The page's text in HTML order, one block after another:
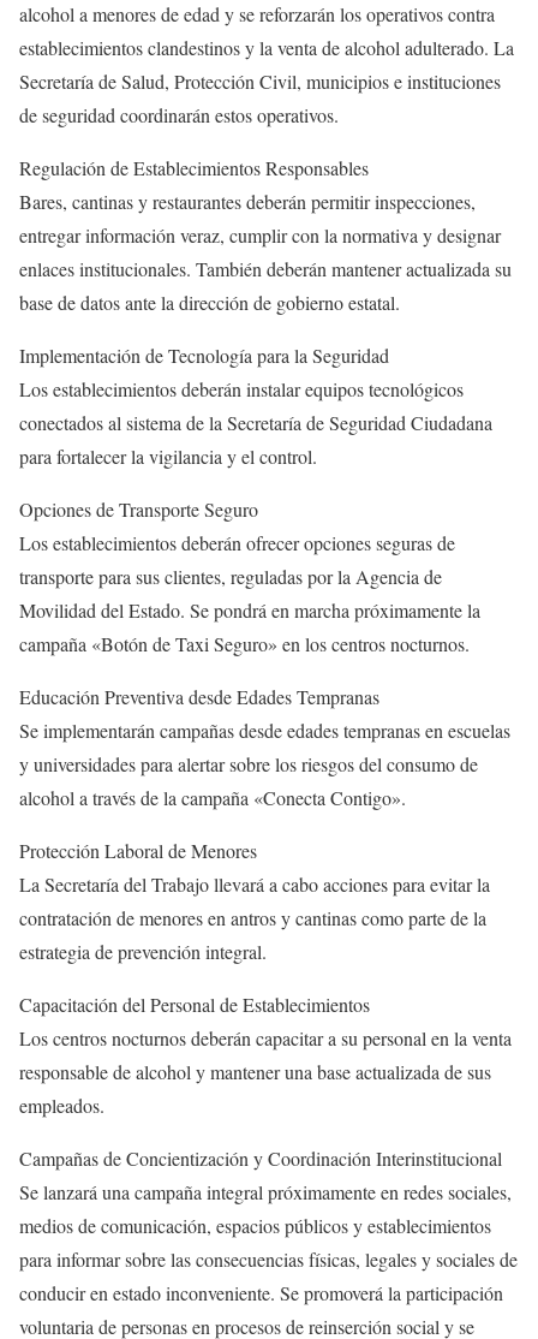
alcohol a menores de edad y se reforzarán los operativos contra
establecimientos clandestinos y la venta de alcohol adulterado. La
Secretaría de Salud, Protección Civil, municipios e instituciones
de seguridad coordinarán estos operativos.
Regulación de Establecimientos Responsables
Bares, cantinas y restaurantes deberán permitir inspecciones,
entregar información veraz, cumplir con la normativa y designar
enlaces institucionales. También deberán mantener actualizada su
base de datos ante la dirección de gobierno estatal.
Implementación de Tecnología para la Seguridad
Los establecimientos deberán instalar equipos tecnológicos
conectados al sistema de la Secretaría de Seguridad Ciudadana
para fortalecer la vigilancia y el control.
Opciones de Transporte Seguro
Los establecimientos deberán ofrecer opciones seguras de
transporte para sus clientes, reguladas por la Agencia de
Movilidad del Estado. Se pondrá en marcha próximamente la
campaña «Botón de Taxi Seguro» en los centros nocturnos.
Educación Preventiva desde Edades Tempranas
Se implementarán campañas desde edades tempranas en escuelas
y universidades para alertar sobre los riesgos del consumo de
alcohol a través de la campaña «Conecta Contigo».
Protección Laboral de Menores
La Secretaría del Trabajo llevará a cabo acciones para evitar la
contratación de menores en antros y cantinas como parte de la
estrategia de prevención integral.
Capacitación del Personal de Establecimientos
Los centros nocturnos deberán capacitar a su personal en la venta
responsable de alcohol y mantener una base actualizada de sus
empleados.
Campañas de Concientización y Coordinación Interinstitucional
Se lanzará una campaña integral próximamente en redes sociales,
medios de comunicación, espacios públicos y establecimientos
para informar sobre las consecuencias físicas, legales y sociales de
conducir en estado inconveniente. Se promoverá la participación
voluntaria de personas en procesos de reinserción social y se